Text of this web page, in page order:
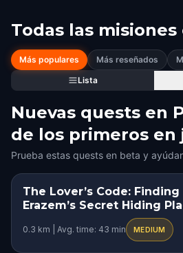
Todas las misiones
Más populares Más reseñados
Lista
Nuevas quests en
de los primeros en
Prueba estas quests en beta y
The Lover’s Code: Finding
Erazem’s Secret Hiding
0.3 km | Avg. time: 43 min MEDIUM